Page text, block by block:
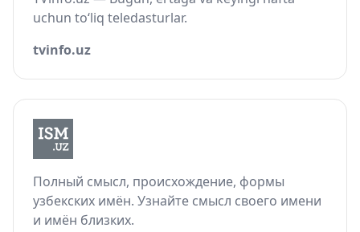
uchun to‘liq teledasturlar.
tvinfo.uz
Полный смысл, происхождение, формы
узбекских имён. Узнайте смысл своего имени
и имён близких.